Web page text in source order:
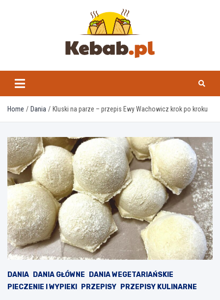
kebab.pl
Home Dania Kluski na parze – przepis Ewy Wachowicz krok po kroku
DANIA DANIA GŁÓWNE
DANIA WEGETARIAŃSKIE
PIECZENIE I WYPIEKI
PRZEPISY PRZEPISY KULINARNE